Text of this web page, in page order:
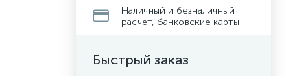
Наличный и безналичный
расчет, банковские карты
Быстрый заказ